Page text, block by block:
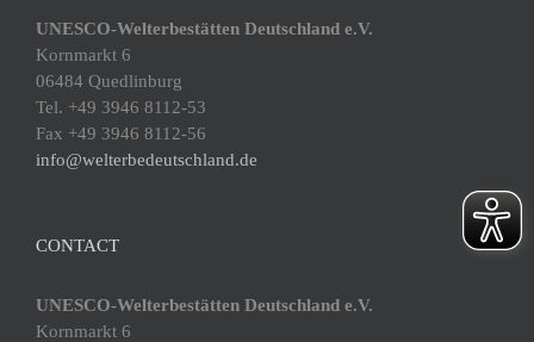
UNESCO-Welterbestätten Deutschland e.V.
Kornmarkt 6
06484 Quedlinburg
Tel. +49 3946 8112-53
Fax +49 3946 8112-56
info@welterbedeutschland.de
CONTACT
UNESCO-Welterbestätten Deutschland e.V.
Kornmarkt 6